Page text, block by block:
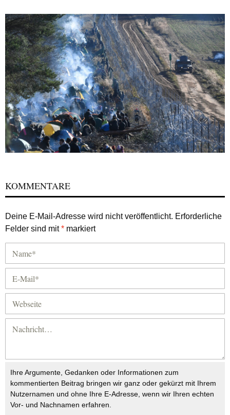
KOMMENTARE
Deine E-Mail-Adresse wird nicht veröffentlicht. Erforderliche
Felder sind mit* markiert
Ihre Argumente, Gedanken oder Informationen zum
kommentierten Beitrag bringen wir ganz oder gekürzt mit Ihrem
Nutzernamen und ohne Ihre E-Adresse, wenn wir Ihren echten
Vor- und Nachnamen erfahren.